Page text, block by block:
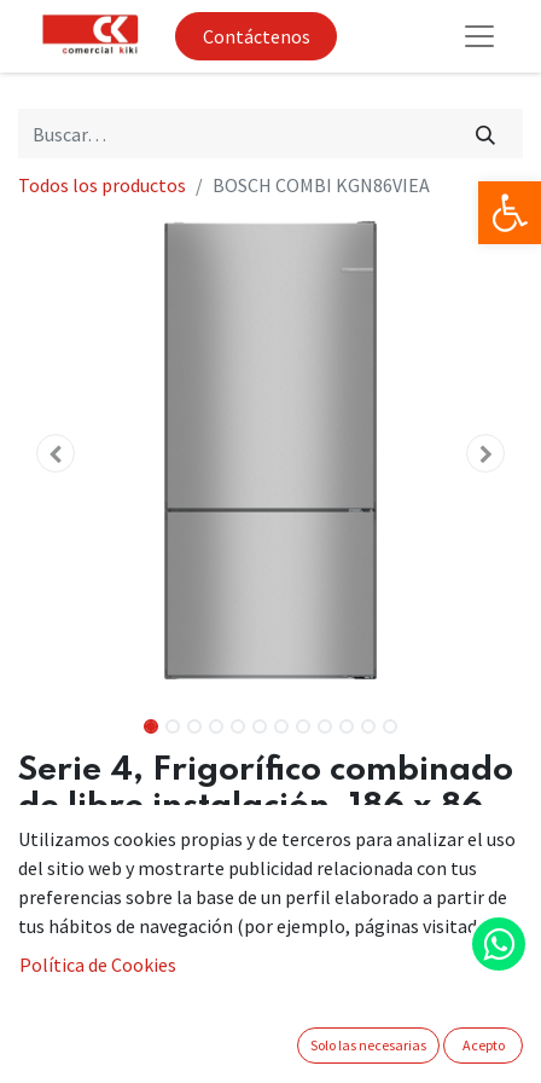
Contáctenos
Todos los productos BOSCH COMBI KGN86VIEA
Serie 4, Frigorífico combinado
de libre instalación, 186 x 86
cm, Acero inoxidable
KGN86VIEA
Frigorífico combi con cajón VitaFresh: conserva tus
Capacidad XXL: espacio extra para tus alimentos frescos.
Utilizamos cookies propias y de terceros para analizar el uso
del sitio web y mostrarte publicidad relacionada con tus
preferencias sobre la base de un perfil elaborado a partir de
tus hábitos de navegación (por ejemplo, páginas visitadas).
Política de Cookies
Solo las necesarias Acepto